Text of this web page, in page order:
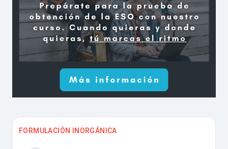
FORMULACIÓN INORGÁNICA